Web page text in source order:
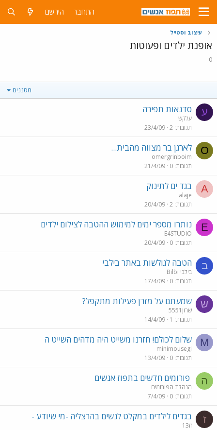
התחבר הירשם
עיצוב וסטייל
אופנת ילדים ופעוטות
0
מסננים
ע סדנאות תפירה
עלקש
תגובות 2
23/4/09
O לארגן בר מצווה מהבית...
omergrinboim
תגובות 0
21/4/09
A בגד ים לתינוק
alaje
תגובות 2
20/4/09
E נותרו מספר ימים למימוש ההטבה לצילום ילדים
E4STUDIO
תגובות 0
20/4/09
ב הטבה לגולשות באתר בילבי
בילבי Bilbi
תגובות 0
17/4/09
ש שמעתם על מזרן פעילות מתקפל?
שרון5551
תגובות 1
14/4/09
M שלום לכולם! חזרנו משייט היה מדהים השייט ה
minimousegi
תגובות 0
13/4/09
ה פורומים חדשים בתפוז אנשים
הנהלת הפורומים
תגובות 0
7/4/09
ז בגדים לילדים במקלט לנשים בהרצליה -מי שיודע -
זז13